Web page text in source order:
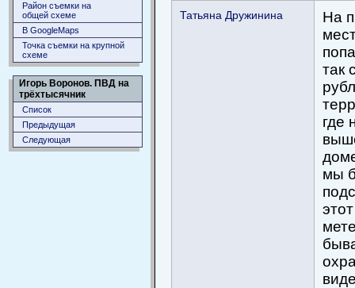
Район съемки на
общей схеме
В GoogleMaps
Точка съемки на крупной
схеме
Игорь Воронов. ПВД на
трёхтысячник
Список
Предыдущая
Следующая
Татьяна Дружинина
На
так
где
мы